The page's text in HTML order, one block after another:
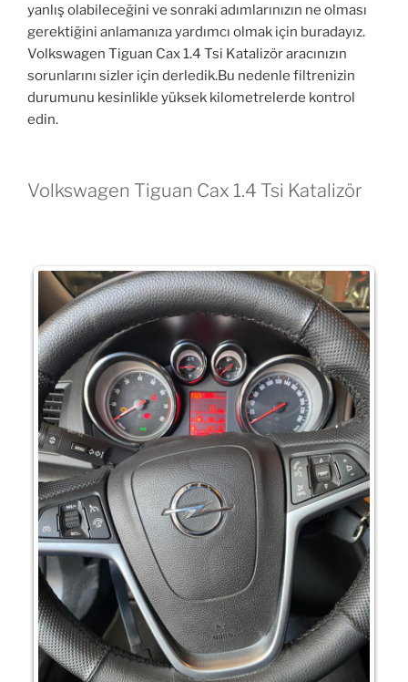
yanlış olabileceğini ve sonraki adımlarınızın ne olması
gerektiğini anlamanıza yardımcı olmak için buradayız.
Volkswagen Tiguan Cax 1.4 Tsi Katalizör aracınızın
sorunlarını sizler için derledik.Bu nedenle filtrenizin
durumunu kesinlikle yüksek kilometrelerde kontrol
edin.
Volkswagen Tiguan Cax 1.4 Tsi Katalizör